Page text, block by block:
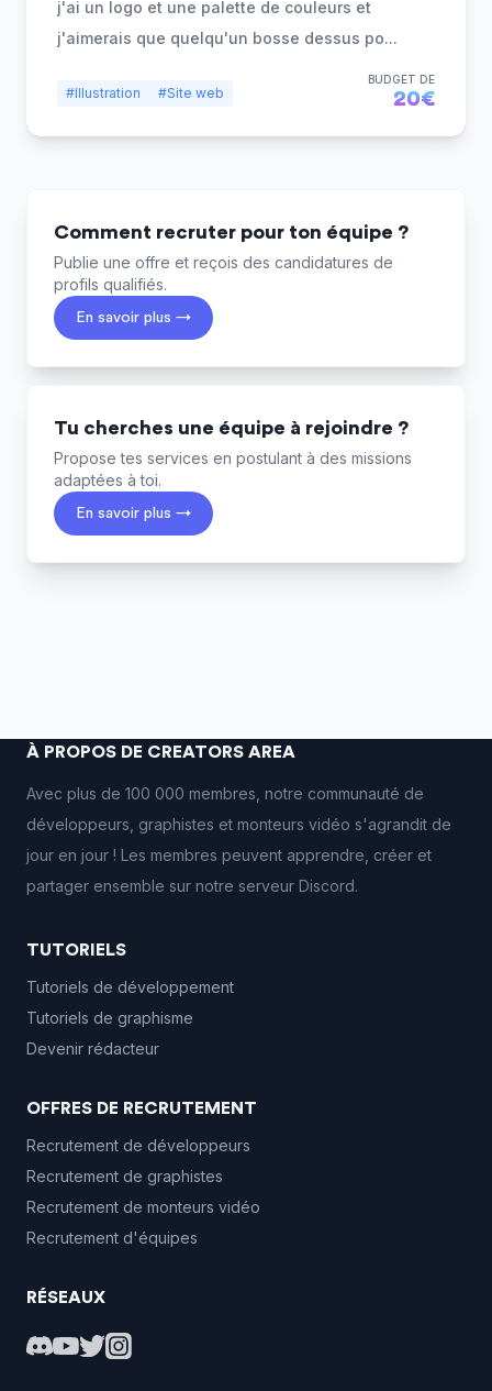
j'ai un logo et une palette de couleurs et
j'aimerais que quelqu'un bosse dessus po...
#Illustration #Site web
BUDGET DE
20€
Comment recruter pour ton équipe ?
Publie une offre et reçois des candidatures de
profils qualifiés.
En savoir plus →
Tu cherches une équipe à rejoindre ?
Propose tes services en postulant à des missions
adaptées à toi.
En savoir plus →
À PROPOS DE CREATORS AREA
Avec plus de 100 000 membres, notre communauté de
développeurs, graphistes et monteurs vidéo s'agrandit de
jour en jour ! Les membres peuvent apprendre, créer et
partager ensemble sur notre serveur Discord.
TUTORIELS
Tutoriels de développement
Tutoriels de graphisme
Devenir rédacteur
OFFRES DE RECRUTEMENT
Recrutement de développeurs
Recrutement de graphistes
Recrutement de monteurs vidéo
Recrutement d'équipes
RÉSEAUX